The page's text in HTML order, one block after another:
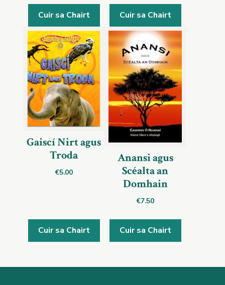
Cuir sa Chairt Cuir sa Chairt
Gaiscí Nirt agus
Troda
€5.00
Cuir sa Chairt
Anansi agus
Scéalta an
Domhain
€7.50
Cuir sa Chairt